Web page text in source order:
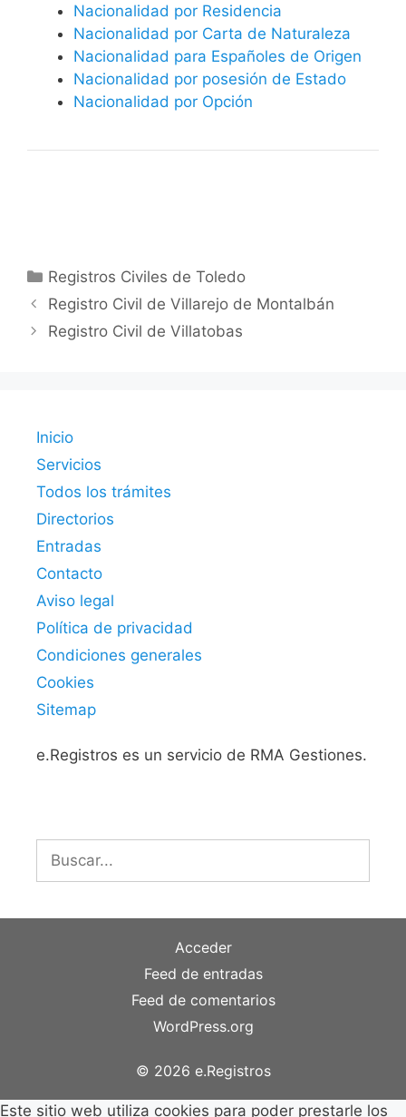
Nacionalidad por Residencia
Nacionalidad por Carta de Naturaleza
Nacionalidad para Españoles de Origen
Nacionalidad por posesión de Estado
Nacionalidad por Opción
Categorías
Registros Civiles de Toledo
Registro Civil de Villarejo de Montalbán
Registro Civil de Villatobas
Inicio
Servicios
Todos los trámites
Directorios
Entradas
Contacto
Aviso legal
Política de privacidad
Condiciones generales
Cookies
Sitemap
e.Registros es un servicio de RMA Gestiones.
Buscar:
Acceder
Feed de entradas
Feed de comentarios
WordPress.org
© 2026 e.Registros
Este sitio web utiliza cookies para poder prestarle los